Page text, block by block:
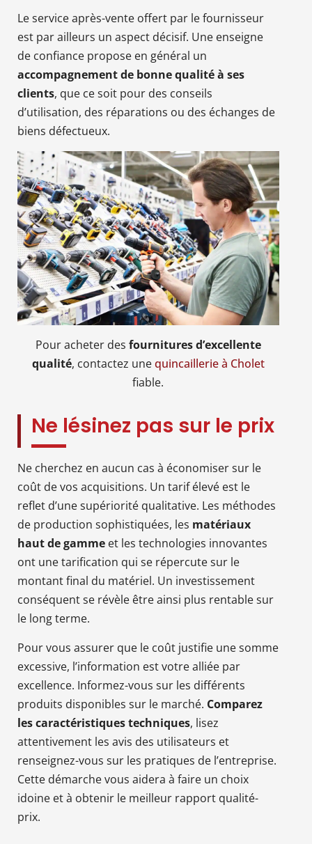
Le service après-vente offert par le fournisseur
est par ailleurs un aspect décisif. Une enseigne
de confiance propose en général un
accompagnement de bonne qualité à ses
clients, que ce soit pour des conseils
d’utilisation, des réparations ou des échanges de
biens défectueux.
Pour acheter des fournitures d’excellente
qualité, contactez unequincaillerie à Cholet
fiable.
Ne lésinez pas sur le prix
Ne cherchez en aucun cas à économiser sur le
coût de vos acquisitions. Un tarif élevé est le
reflet d’une supériorité qualitative. Les méthodes
de production sophistiquées, les matériaux
haut de gamme et les technologies innovantes
ont une tarification qui se répercute sur le
montant final du matériel. Un investissement
conséquent se révèle être ainsi plus rentable sur
le long terme.
Pour vous assurer que le coût justifie une somme
excessive, l’information est votre alliée par
excellence. Informez-vous sur les différents
produits disponibles sur le marché. Comparez
les caractéristiques techniques, lisez
attentivement les avis des utilisateurs et
renseignez-vous sur les pratiques de l’entreprise.
Cette démarche vous aidera à faire un choix
idoine et à obtenir le meilleur rapport qualité-
prix.